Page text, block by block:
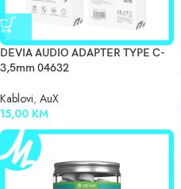
DEVIA AUDIO ADAPTER TYPE C-
3,5mm 04632
Kablovi, AuX
15,00 KM